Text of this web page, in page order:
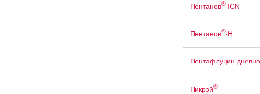
Пентанов®-ICN
Пентанов®-Н
Пентафлуцин
Пикрэй®